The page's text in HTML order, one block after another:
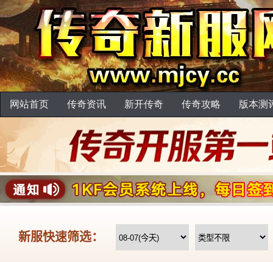
网站首页 传奇资讯 新开传奇 传奇攻略 版本测